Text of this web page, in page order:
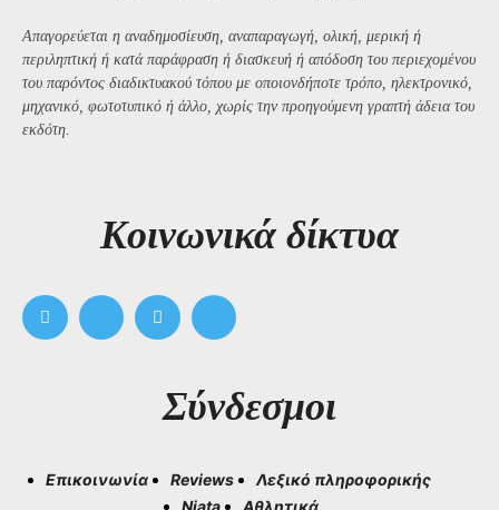
Απαγορεύεται η αναδημοσίευση, αναπαραγωγή, ολική, μερική ή
περιληπτική ή κατά παράφραση ή διασκευή ή απόδοση του περιεχομένου
του παρόντος διαδικτυακού τόπου με οποιονδήποτε τρόπο, ηλεκτρονικό,
μηχανικό, φωτοτυπικό ή άλλο, χωρίς την προηγούμενη γραπτή άδεια του
εκδότη.
Kοινωνικά δίκτυα
Σύνδεσμοι
Επικοινωνία Reviews
Λεξικό πληροφορικής
Niata
Αθλητικά